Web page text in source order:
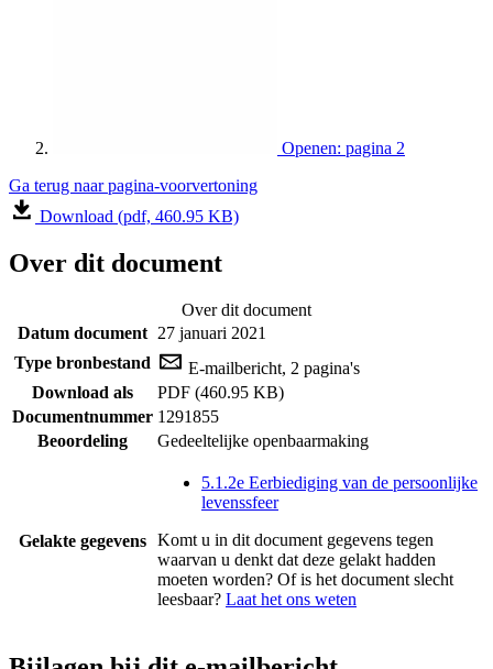
Openen: pagina 2
Ga terug naar pagina-voorvertoning
Download (pdf, 460.95 KB)
Over dit document
Over dit document
Datum document 27 januari 2021
Type bronbestand
E-mailbericht, 2 pagina's
Download als
PDF (460.95 KB)
Documentnummer 1291855
Beoordeling
Gedeeltelijke openbaarmaking
Gelakte gegevens
5.1.2e Eerbiediging van de persoonlijke
levenssfeer
Komt u in dit document gegevens tegen
waarvan u denkt dat deze gelakt hadden
moeten worden? Of is het document slecht
leesbaar? Laat het ons weten